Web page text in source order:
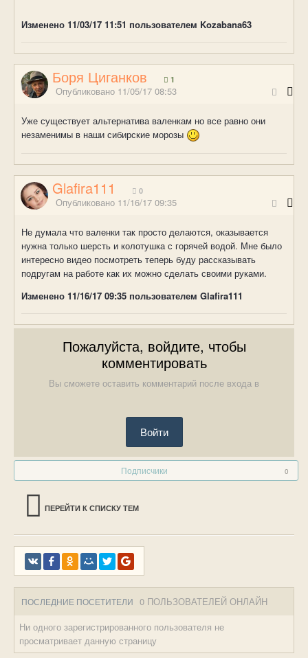
Изменено 11/03/17 11:51 пользователем Kozabana63
Боря Циганков 1
Опубликовано 11/05/17 08:53
Уже существует альтернатива валенкам но все равно они
незаменимы в наши сибирские морозы
Glafira111 0
Опубликовано 11/16/17 09:35
Не думала что валенки так просто делаются, оказывается
нужна только шерсть и колотушка с горячей водой. Мне было
интересно видео посмотреть теперь буду рассказывать
подругам на работе как их можно сделать своими руками.
Изменено 11/16/17 09:35 пользователем Glafira111
Пожалуйста, войдите, чтобы
комментировать
Вы сможете оставить комментарий после входа в
Войти
Подписчики 0
ПЕРЕЙТИ К СПИСКУ ТЕМ
ПОСЛЕДНИЕ ПОСЕТИТЕЛИ 0 ПОЛЬЗОВАТЕЛЕЙ ОНЛАЙН
Ни одного зарегистрированного пользователя не
просматривает данную страницу